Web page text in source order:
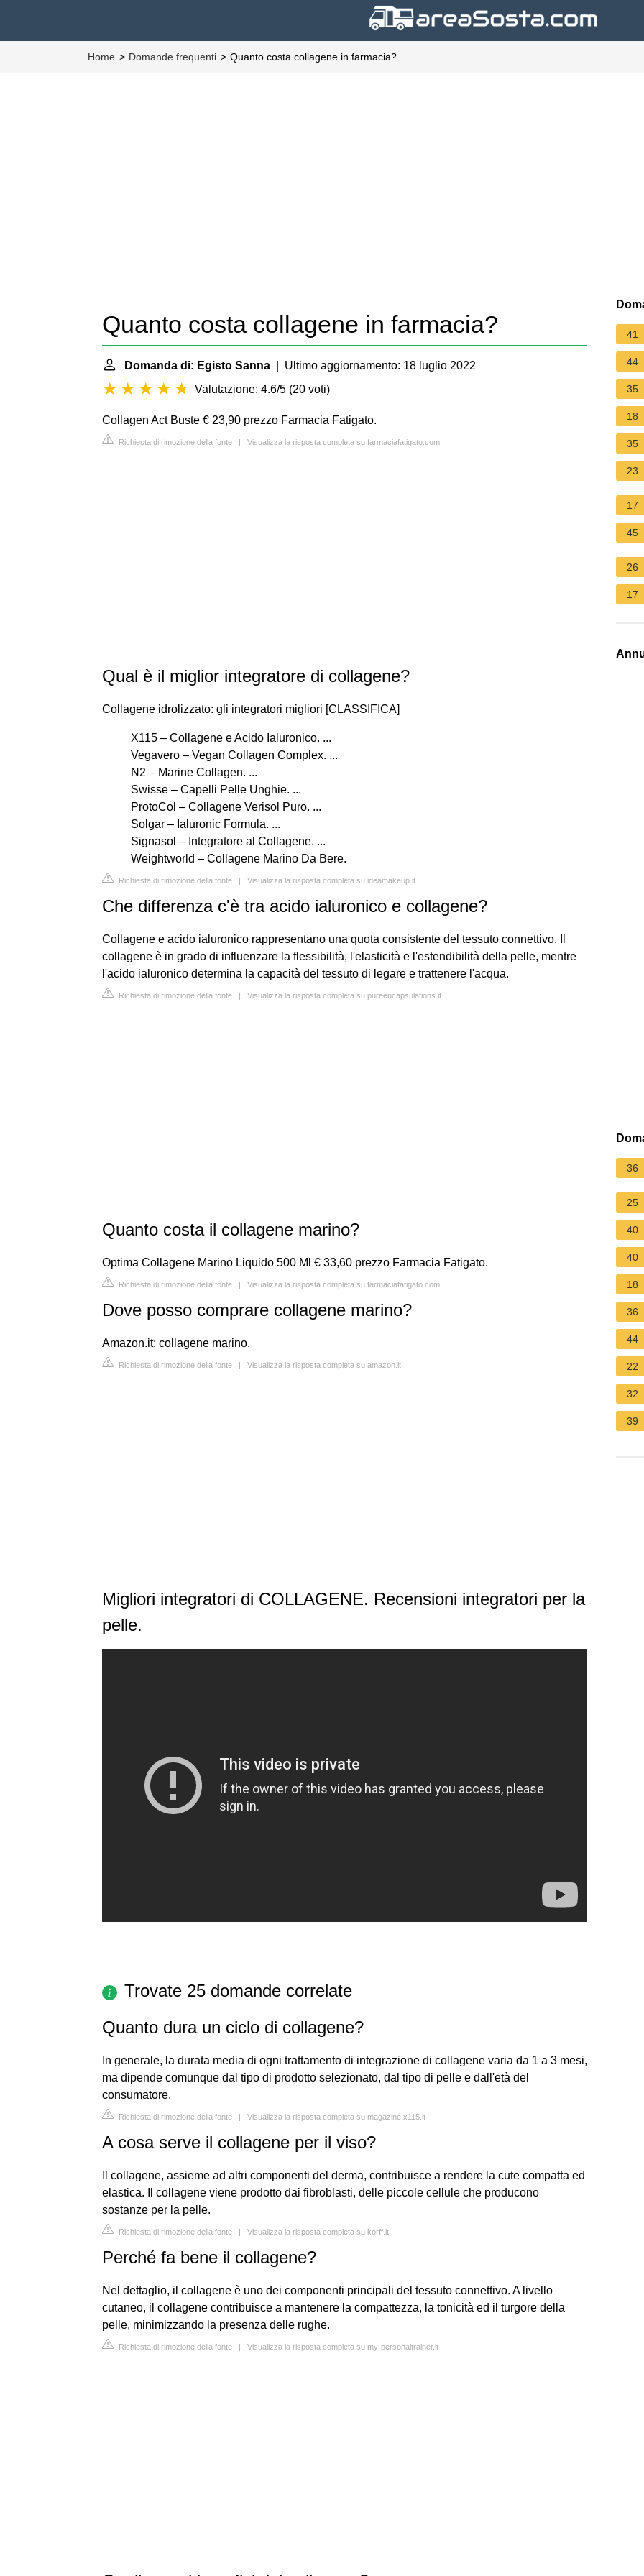
Home Domande frequenti Quanto costa collagene in farmacia?
Quanto costa collagene in farmacia?
Domanda di: Egisto Sanna | Ultimo aggiornamento: 18 luglio 2022
Valutazione: 4.6/5 (20 voti)
Collagen Act Buste € 23,90 prezzo Farmacia Fatigato.
Richiesta di rimozione della fonte | Visualizza la risposta completa su farmaciafatigato.com
Qual è il miglior integratore di collagene?
Collagene idrolizzato: gli integratori migliori [CLASSIFICA]
X115 – Collagene e Acido Ialuronico. ...
Vegavero – Vegan Collagen Complex. ...
N2 – Marine Collagen. ...
Swisse – Capelli Pelle Unghie. ...
ProtoCol – Collagene Verisol Puro. ...
Solgar – Ialuronic Formula. ...
Signasol – Integratore al Collagene. ...
Weightworld – Collagene Marino Da Bere.
Richiesta di rimozione della fonte | Visualizza la risposta completa su ideamakeup.it
Che differenza c'è tra acido ialuronico e collagene?
Collagene e acido ialuronico rappresentano una quota consistente del tessuto connettivo. Il
collagene è in grado di influenzare la flessibilità, l'elasticità e l'estendibilità della pelle, mentre
l'acido ialuronico determina la capacità del tessuto di legare e trattenere l'acqua.
Richiesta di rimozione della fonte | Visualizza la risposta completa su pureencapsulations.it
Quanto costa il collagene marino?
Optima Collagene Marino Liquido 500 Ml € 33,60 prezzo Farmacia Fatigato.
Richiesta di rimozione della fonte | Visualizza la risposta completa su farmaciafatigato.com
Dove posso comprare collagene marino?
Amazon.it: collagene marino.
Richiesta di rimozione della fonte | Visualizza la risposta completa su amazon.it
Migliori integratori di COLLAGENE. Recensioni integratori per la
pelle.
Trovate 25 domande correlate
Quanto dura un ciclo di collagene?
In generale, la durata media di ogni trattamento di integrazione di collagene varia da 1 a 3 mesi,
ma dipende comunque dal tipo di prodotto selezionato, dal tipo di pelle e dall'età del
consumatore.
Richiesta di rimozione della fonte | Visualizza la risposta completa su magazine.x115.it
A cosa serve il collagene per il viso?
Il collagene, assieme ad altri componenti del derma, contribuisce a rendere la cute compatta ed
elastica. Il collagene viene prodotto dai fibroblasti, delle piccole cellule che producono
sostanze per la pelle.
Richiesta di rimozione della fonte | Visualizza la risposta completa su korff.it
Perché fa bene il collagene?
Nel dettaglio, il collagene è uno dei componenti principali del tessuto connettivo. A livello
cutaneo, il collagene contribuisce a mantenere la compattezza, la tonicità ed il turgore della
pelle, minimizzando la presenza delle rughe.
Richiesta di rimozione della fonte | Visualizza la risposta completa su my-personaltrainer.it
41
44
35
18
35
23
17
45
26
17
36
25
40
40
18
36
44
22
32
39